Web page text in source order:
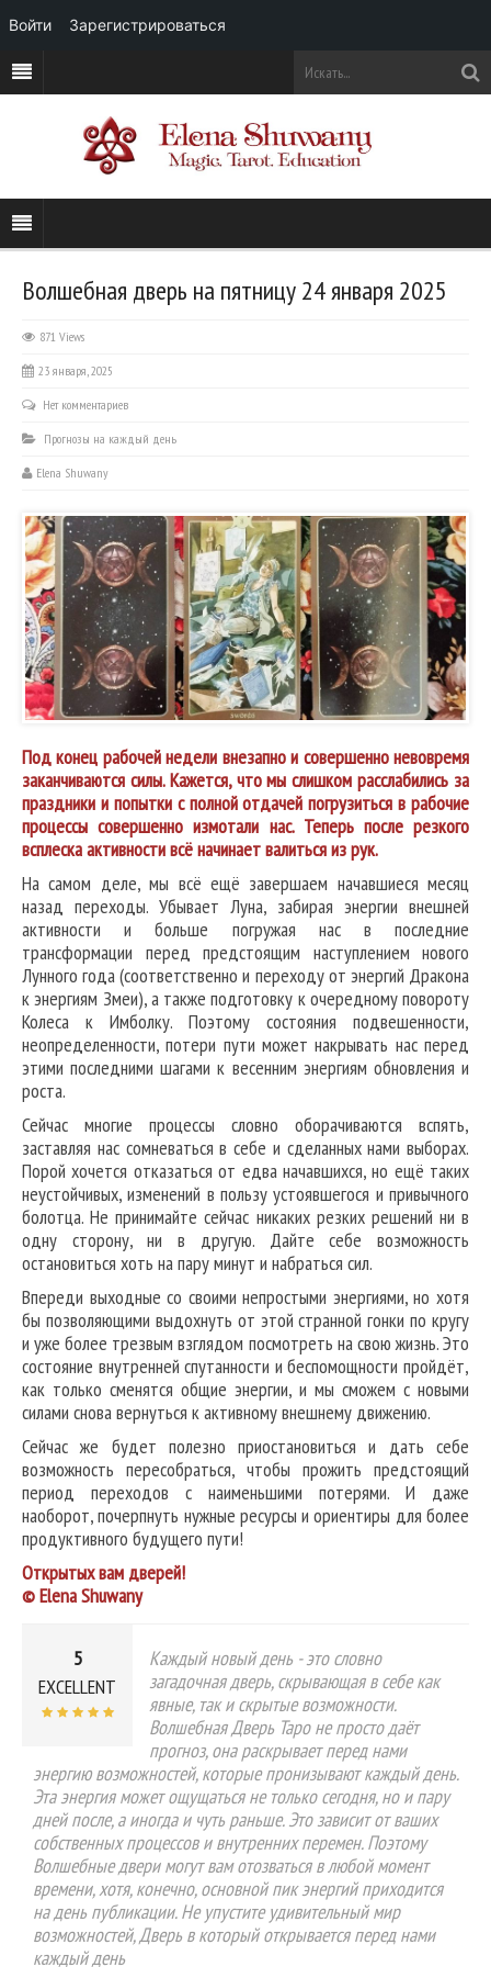
Волшебная дверь на пятницу 24 января 2025
871 Views
23 января, 2025
Нет комментариев
Прогнозы на каждый день
Elena Shuwany
Под конец рабочей недели внезапно и совершенно невовремя
заканчиваются силы. Кажется, что мы слишком расслабились за
праздники и попытки с полной отдачей погрузиться в рабочие
процессы совершенно измотали нас. Теперь после резкого
всплеска активности всё начинает валиться из рук.
На самом деле, мы всё ещё завершаем начавшиеся месяц
назад переходы. Убывает Луна, забирая энергии внешней
активности и больше погружая нас в последние
трансформации перед предстоящим наступлением нового
Лунного года (соответственно и переходу от энергий Дракона
к энергиям Змеи), а также подготовку к очередному повороту
Колеса к Имболку. Поэтому состояния подвешенности,
неопределенности, потери пути может накрывать нас перед
этими последними шагами к весенним энергиям обновления и
роста.
Сейчас многие процессы словно оборачиваются вспять,
заставляя нас сомневаться в себе и сделанных нами выборах.
Порой хочется отказаться от едва начавшихся, но ещё таких
неустойчивых, изменений в пользу устоявшегося и привычного
болотца. Не принимайте сейчас никаких резких решений ни в
одну сторону, ни в другую. Дайте себе возможность
остановиться хоть на пару минут и набраться сил.
Впереди выходные со своими непростыми энергиями, но хотя
бы позволяющими выдохнуть от этой странной гонки по кругу
и уже более трезвым взглядом посмотреть на свою жизнь. Это
состояние внутренней спутанности и беспомощности пройдёт,
как только сменятся общие энергии, и мы сможем с новыми
силами снова вернуться к активному внешнему движению.
Сейчас же будет полезно приостановиться и дать себе
возможность пересобраться, чтобы прожить предстоящий
период переходов с наименьшими потерями. И даже
наоборот, почерпнуть нужные ресурсы и ориентиры для более
продуктивного будущего пути!
Открытых вам дверей!
© Elena Shuwany
5
EXCELLENT
Каждый новый день - это словно
загадочная дверь, скрывающая в себе как
явные, так и скрытые возможности.
Волшебная Дверь Таро не просто даёт
прогноз, она раскрывает перед нами
энергию возможностей, которые пронизывают каждый день.
Эта энергия может ощущаться не только сегодня, но и пару
дней после, а иногда и чуть раньше. Это зависит от ваших
собственных процессов и внутренних перемен. Поэтому
Волшебные двери могут вам отозваться в любой момент
времени, хотя, конечно, основной пик энергий приходится
на день публикации. Не упустите удивительный мир
возможностей, Дверь в который открывается перед нами
каждый день
Войти Зарегистрироваться